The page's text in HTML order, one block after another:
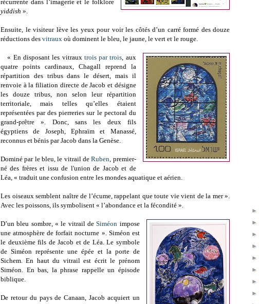
récurrente dans l’imagerie et le folklore
yiddish ».
Ensuite, le visiteur lève les yeux pour voir les côtés d’un carré formé des douze
réductions des vitraux où dominent le bleu, le jaune, le vert et le rouge.
« En disposant les vitraux trois par trois, aux
quatre points cardinaux, Chagall reprend la
répartition des tribus dans le désert, mais il
renvoie à la filiation directe de Jacob et désigne
les douze tribus, non selon leur répartition
territoriale, mais telles qu’elles étaient
représentées par des pierreries sur le pectoral du
grand-prêtre ». Donc, sans les deux fils
égyptiens de Joseph, Ephraïm et Manassé,
reconnus et bénis par Jacob dans la Genèse.
Dominé par le bleu, le vitrail deRuben, premier-
né des frères et issu de l'union de Jacob et de
Léa, « traduit une confusion entre les mondes aquatique et aérien.
Les oiseaux semblent naître de l’écume, rappelant que toute vie vient de la mer ».
Avec les poissons, ils symbolisent « l’abondance et la fécondité ».
D’un bleu sombre, « le vitrail deSiméon impose
une atmosphère de forfait nocturne ». Siméon est
le deuxième fils de Jacob et de Léa. Le symbole
de Siméon représente une épée et la porte de
Sichem.En haut du vitrail est écrit le prénom
Siméon. En bas, la phrase rappelle un épisode
biblique.
De retour du pays de Canaan, Jacob acquiert un
►
►
►
►
►
►
►
►